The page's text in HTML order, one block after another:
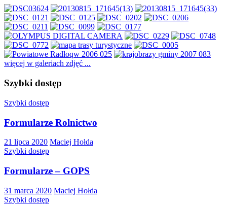
więcej w galeriach zdjęć ...
Szybki dostęp
Szybki dostęp
Formularze Rolnictwo
21 lipca 2020 Maciej Hołda
Szybki dostęp
Formularze – GOPS
31 marca 2020 Maciej Hołda
Szybki dostęp